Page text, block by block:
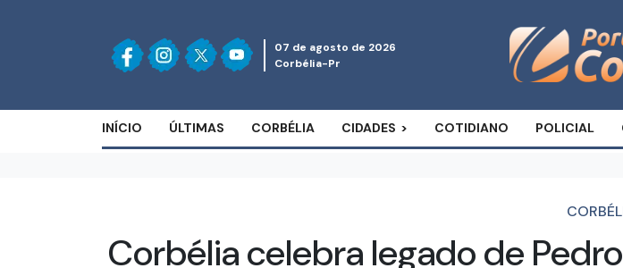
07 de agosto de 2026
Corbélia-Pr
INÍCIO ÚLTIMAS CORBÉLIA CIDADES COTIDIANO POLICIAL
Corbélia celebra legado de